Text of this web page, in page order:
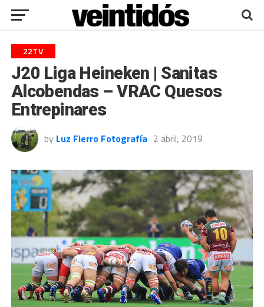
22TV
J20 Liga Heineken | Sanitas
Alcobendas – VRAC Quesos
Entrepinares
by Luz Fierro Fotografía 2 abril, 2019